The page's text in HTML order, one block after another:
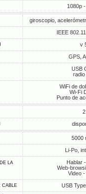
1080p
giroscopio,
IEEE
v
GPS,
USB
WiFi de
Wi-Fi
Punto de
2
5000
Li-Po,
LA
Hablar
Web-
Video
CABLE USB